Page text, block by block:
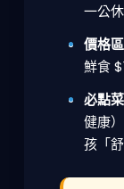
一公休
價格
鮮食
必點
健康
孩「